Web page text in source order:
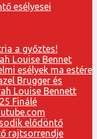
esélyesei
a győztes!
esélyek ma estére
Finálé
elődöntő
rajtsorrendje